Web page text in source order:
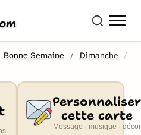
Bonne Semaine Dimanche
Personnaliser
cette carte
Message · musique · décor